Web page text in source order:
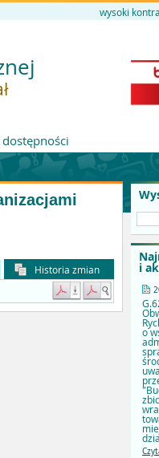
wysoki
i
o
Historia zmian